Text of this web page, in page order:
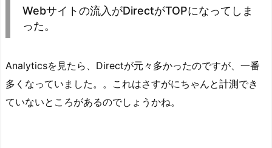
Webサイトの流入がDirectがTOPになってしま
った。
Analyticsを見たら、Directが元々多かったのですが、一番
多くなっていました。。これはさすがにちゃんと計測でき
ていないところがあるのでしょうかね。